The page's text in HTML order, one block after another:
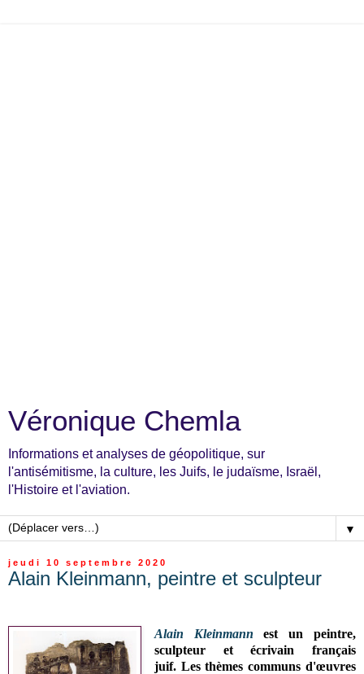
Véronique Chemla
Informations et analyses de géopolitique, sur
l'antisémitisme, la culture, les Juifs, le judaïsme, Israël,
l'Histoire et l'aviation.
▼
jeudi 10 septembre 2020
Alain Kleinmann, peintre et sculpteur
Alain Kleinmann
est un peintre,
sculpteur et écrivain français
juif. Les thèmes communs d'œuvres